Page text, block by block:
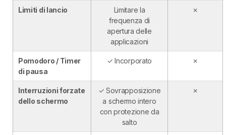
Limiti di lancio
Limitare la
frequenza di
apertura delle
applicazioni
✗
Pomodoro / Timer
di pausa
✓ Incorporato ✗
Interruzioni forzate
dello schermo
✓ Sovrapposizione
a schermo intero
con protezione da
salto
✗